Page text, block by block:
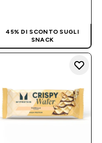
45% DI SCONTO SUGLI
SNACK